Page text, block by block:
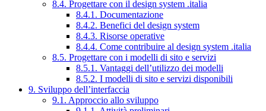
8.4. Progettare con il design system .italia
8.4.1. Documentazione
8.4.2. Benefici del design system
8.4.3. Risorse operative
8.4.4. Come contribuire al design system .italia
8.5. Progettare con i modelli di sito e servizi
8.5.1. Vantaggi dell’utilizzo dei modelli
8.5.2. I modelli di sito e servizi disponibili
9. Sviluppo dell’interfaccia
9.1. Approccio allo sviluppo